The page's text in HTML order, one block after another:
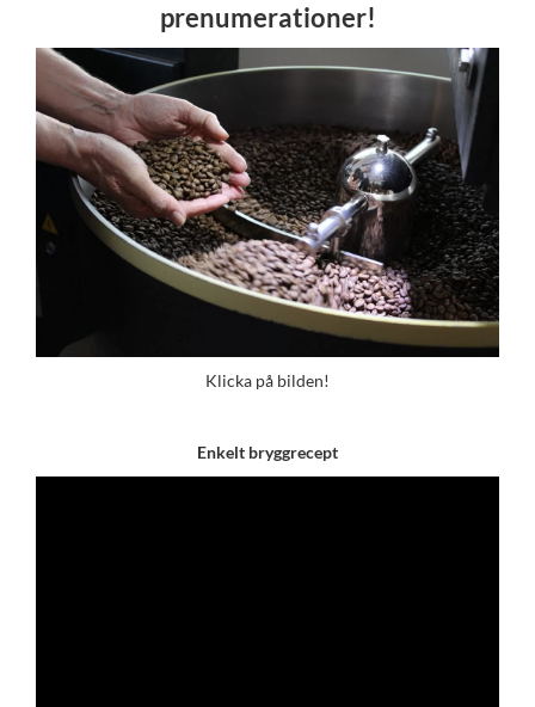
prenumerationer!
Klicka på bilden!
Enkelt bryggrecept